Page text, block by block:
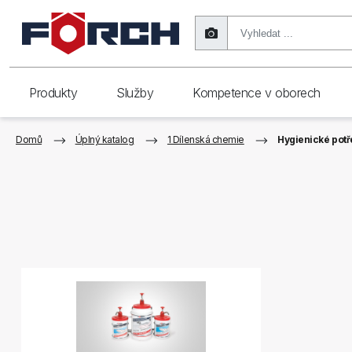
Produkty Služby Kompetence v oborech
Domů Úplný katalog 1 Dílenská chemie Hygienické